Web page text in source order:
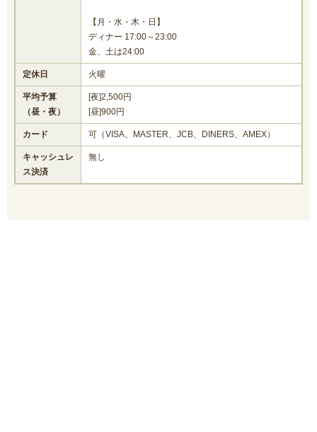
【月・水・木・日】
ディナー 17:00～23:00
金、土は24:00
定休日 火曜
平均予算
（昼・夜）
[夜]2,500円
[昼]900円
カード 可（VISA、MASTER、JCB、DINERS、AMEX）
キャッシュレ
ス決済
無し